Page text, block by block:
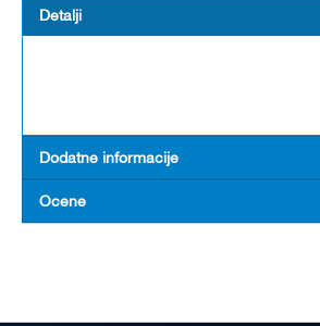
Detalji
Dodatne informacije
Ocene